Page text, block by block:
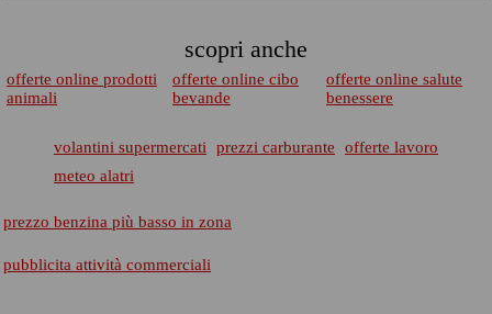
scopri anche
offerte online prodotti
animali
offerte online cibo
bevande
offerte online salute
benessere
volantini supermercati prezzi carburante
offerte lavoro
meteo alatri
prezzo benzina più basso in zona
pubblicita attività commerciali